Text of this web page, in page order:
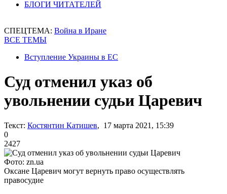
БЛОГИ ЧИТАТЕЛЕЙ
СПЕЦТЕМА: Война в Иране
ВСЕ ТЕМЫ
Вступление Украины в ЕС
Суд отменил указ об
увольнении судьи Царевич
Текст: Костянтин Катишев, 17 марта 2021, 15:39
0
2427
Фото: zn.ua
Оксане Царевич могут вернуть право осуществлять
правосудие